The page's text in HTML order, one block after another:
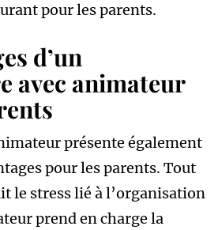
pour les parents.
d’un
avec animateur
présente également
pour les parents. Tout
le stress lié à l’organisation
prend en charge la